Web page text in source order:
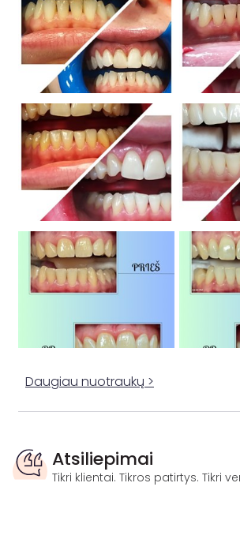
Daugiau nuotraukų >
Atsiliepimai
Tikri klientai. Tikros patirtys. Tikri